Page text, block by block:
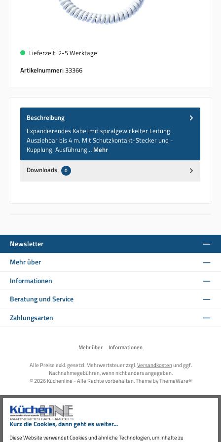
Kurz die Cookies, dann geht es weiter...
Diese Website verwendet Cookies und ähnliche Technologien, um Inhalte zu
Lieferzeit: 2-5 Werktage
Artikelnummer:33366
Beschreibung
Expandierendes Kabel mit spiralgewickelter Leitung.
Ausziehbar bis 4 m. Mit Schutzkontakt-Stecker und -
Kupplung. Ausführung… Mehr
Downloads 0
Newsletter
Mehr über
Informationen
Beratung und Service
Zahlungsarten
Mehr über Informationen
Alle Preise exkl. gesetzl. Mehrwertsteuer zzgl.Versandkostenund ggf.
Nachnahmegebühren, wenn nicht anders angegeben.
© 2026 Küchenline - Alle Rechte vorbehalten. Theme byThemeWare®